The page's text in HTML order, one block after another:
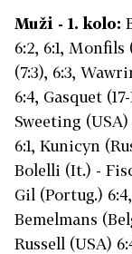
Muži - 1. kolo:
6:2, 6:1, Monfils
(7:3), 6:3,
6:4, Gasquet
Sweeting (USA)
6:1, Kunicyn
Bolelli (It.) -
Gil (Portug.)
Bemelmans
Russell (USA)